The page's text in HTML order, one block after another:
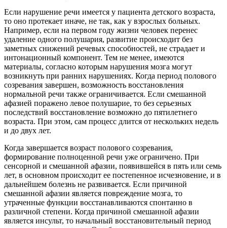
Если нарушение речи имеется у пациента детского возраста,
то оно протекает иначе, не так, как у взрослых больных.
Например, если на первом году жизни человек перенес
удаление одного полушария, развитие происходит без
заметных снижений речевых способностей, не страдает и
интонационный компонент. Тем не менее, имеются
материалы, согласно которым нарушения мозга могут
возникнуть при ранних нарушениях. Когда период полового
созревания завершен, возможность восстановления
нормальной речи также ограничивается. Если смешанной
афазией поражено левое полушарие, то без серьезных
последствий восстановление возможно до пятилетнего
возраста. При этом, сам процесс длится от нескольких недель
и до двух лет.
Когда завершается возраст полового созревания,
формирование полноценной речи уже ограничено. При
сенсорной и смешанной афазии, появившейся в пять или семь
лет, в основном происходит ее постепенное исчезновение, и в
дальнейшем болезнь не развивается. Если причиной
смешанной афазии является повреждение мозга, то
утраченные функции восстанавливаются спонтанно в
различной степени. Когда причиной смешанной афазии
является инсульт, то начальный восстановительный период